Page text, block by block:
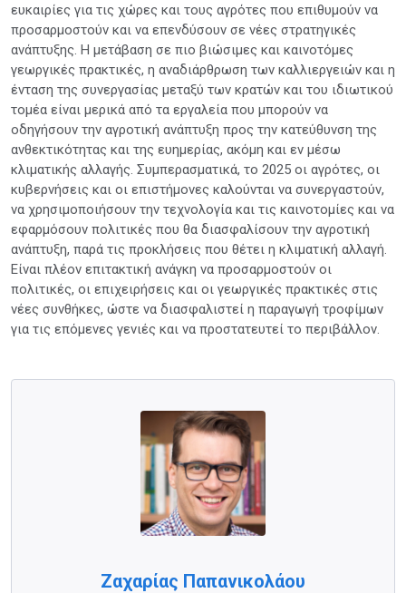
ευκαιρίες για τις χώρες και τους αγρότες που επιθυμούν να
προσαρμοστούν και να επενδύσουν σε νέες στρατηγικές
ανάπτυξης. Η μετάβαση σε πιο βιώσιμες και καινοτόμες
γεωργικές πρακτικές, η αναδιάρθρωση των καλλιεργειών και η
ένταση της συνεργασίας μεταξύ των κρατών και του ιδιωτικού
τομέα είναι μερικά από τα εργαλεία που μπορούν να
οδηγήσουν την αγροτική ανάπτυξη προς την κατεύθυνση της
ανθεκτικότητας και της ευημερίας, ακόμη και εν μέσω
κλιματικής αλλαγής. Συμπερασματικά, το 2025 οι αγρότες, οι
κυβερνήσεις και οι επιστήμονες καλούνται να συνεργαστούν,
να χρησιμοποιήσουν την τεχνολογία και τις καινοτομίες και να
εφαρμόσουν πολιτικές που θα διασφαλίσουν την αγροτική
ανάπτυξη, παρά τις προκλήσεις που θέτει η κλιματική αλλαγή.
Είναι πλέον επιτακτική ανάγκη να προσαρμοστούν οι
πολιτικές, οι επιχειρήσεις και οι γεωργικές πρακτικές στις
νέες συνθήκες, ώστε να διασφαλιστεί η παραγωγή τροφίμων
για τις επόμενες γενιές και να προστατευτεί το περιβάλλον.
Ζαχαρίας Παπανικολάου